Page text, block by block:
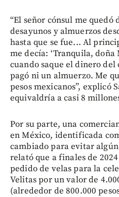
“El señor cónsul me quedó
desayunos y almuerzos
hasta que se fue... Al
me decía: ‘Tranquila, doña
cuando saque el dinero del
pagó ni un almuerzo. Me
pesos mexicanos”, explicó
equivaldría a casi 8
Por su parte, una
en México, identificada
cambiado para evitar
relató que a finales de
pedido de velas para la
Velitas por un valor de
(alrededor de 800.000